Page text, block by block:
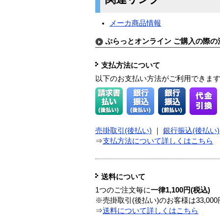
メーカ商品情報
ぷらっとオンライン ご購入の際の
支払方法について
以下のお支払い方法がご利用できま
売掛取引(後払い) 銀行振込(後払い)
⇒支払方法について詳しくはこちら
送料について
1つのご注文毎に一律1,100円(税込)
※売掛取引(後払い)のお客様は
⇒送料について詳しくはこちら